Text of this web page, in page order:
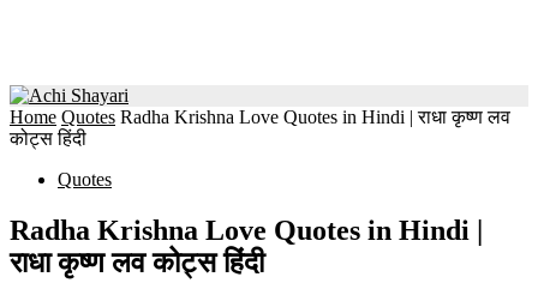
Home Quotes Radha Krishna Love Quotes in Hindi | राधा कृष्ण लव
कोट्स हिंदी
Quotes
Radha Krishna Love Quotes in Hindi |
राधा कृष्ण लव कोट्स हिंदी